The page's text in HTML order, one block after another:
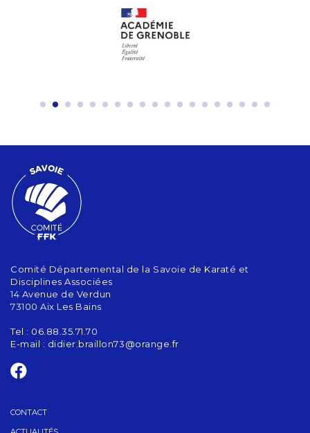
Comité Départemental de la Savoie de Karaté et
Disciplines Associées
14 Avenue de Verdun
73100 Aix Les Bains
Tel : 06.88.35.71.70
E-mail : didier.braillon73@orange.fr
CONTACT